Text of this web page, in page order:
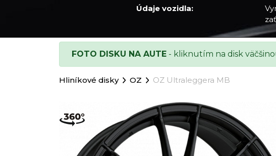
Údaje vozidla:
ALFA ROMEO 156, 156 1.6 16V/110HP T.S.
FOTO DISKU NA AUTE - kliknutím na disk
Hliníkové disky OZ OZ Ultraleggera MB